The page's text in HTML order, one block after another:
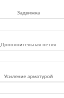
Задвижка
Дополнительная петля
Усиление арматурой